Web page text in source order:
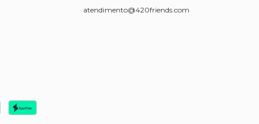
atendimento@420friends.com